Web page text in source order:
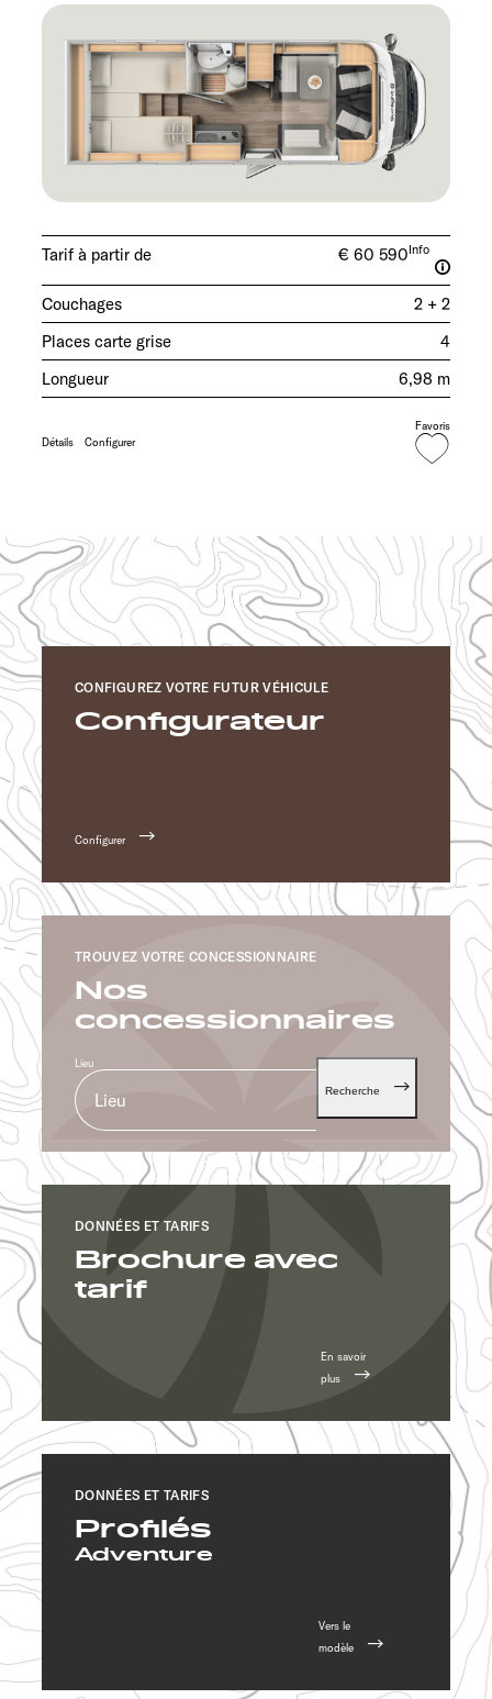
Tarif à partir de € 60 590Info
Couchages
2 + 2
Places carte grise
4
Longueur
6,98 m
Détails Configurer
Favoris
CONFIGUREZ VOTRE FUTUR VÉHICULE
Configurateur
Configurer
TROUVEZ VOTRE CONCESSIONNAIRE
Nos
concessionnaires
Lieu
Recherche
DONNÉES ET TARIFS
Brochure avec
tarif
En savoir
plus
DONNÉES ET TARIFS
Profilés
Adventure
Vers le
modèle